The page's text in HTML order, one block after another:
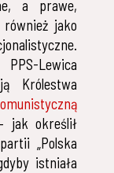
a prawe,
jako
Lewica
Królestwa
jak określił
„Polska
istniała